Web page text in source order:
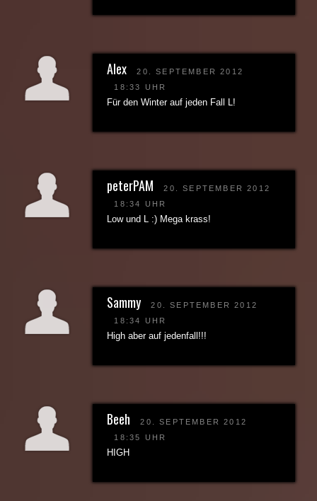
Alex
20. SEPTEMBER 2012
18:33 UHR
Für den Winter auf jeden Fall L!
peterPAM
20. SEPTEMBER 2012
18:34 UHR
Low und L :) Mega krass!
Sammy
20. SEPTEMBER 2012
18:34 UHR
High aber auf jedenfall!!!
Beeh
20. SEPTEMBER 2012
18:35 UHR
HIGH